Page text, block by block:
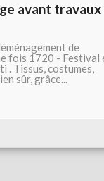
avant travaux
de
fois 1720 - Festival
. Tissus, costumes,
sûr, grâce...